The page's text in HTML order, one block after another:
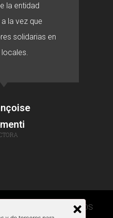
la entidad
la vez que
solidarias en
locales.
© TODOS LOS DERECHOS